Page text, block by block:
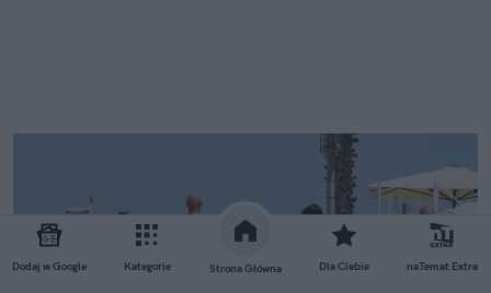
Dodaj w Google Kategorie Strona Główna Dla Ciebie naTemat Extra